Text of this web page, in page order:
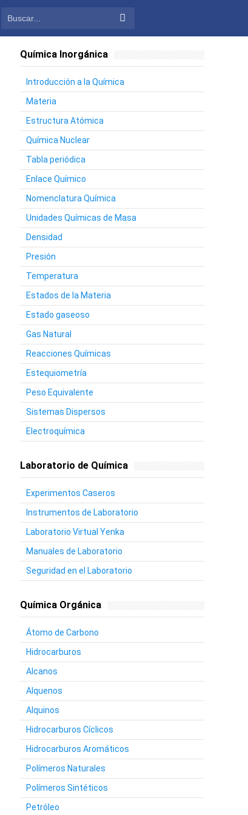
Química Inorgánica
Introducción a la Química
Materia
Estructura Atómica
Química Nuclear
Tabla periódica
Enlace Químico
Nomenclatura Química
Unidades Químicas de Masa
Densidad
Presión
Temperatura
Estados de la Materia
Estado gaseoso
Gas Natural
Reacciones Químicas
Estequiometría
Peso Equivalente
Sistemas Dispersos
Electroquímica
Laboratorio de Química
Experimentos Caseros
Instrumentos de Laboratorio
Laboratorio Virtual Yenka
Manuales de Laboratorio
Seguridad en el Laboratorio
Química Orgánica
Átomo de Carbono
Hidrocarburos
Alcanos
Alquenos
Alquinos
Hidrocarburos Cíclicos
Hidrocarburos Aromáticos
Polímeros Naturales
Polímeros Sintéticos
Petróleo